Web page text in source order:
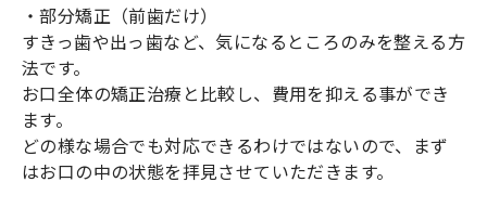
・部分矯正（前歯だけ）
すきっ歯や出っ歯など、気になるところのみを整える方
法です。
お口全体の矯正治療と比較し、費用を抑える事ができ
ます。
どの様な場合でも対応できるわけではないので、まず
はお口の中の状態を拝見させていただきます。